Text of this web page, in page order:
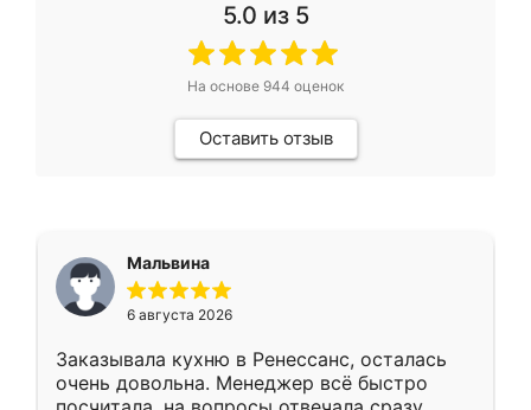
5.0 из 5
На основе 944 оценок
Оставить отзыв
Мальвина
6 августа 2026
Заказывала кухню в Ренессанс, осталась
очень довольна. Менеджер всё быстро